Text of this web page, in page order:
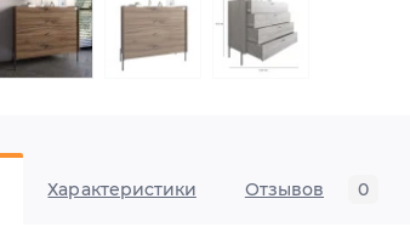
Характеристики Отзывов 0